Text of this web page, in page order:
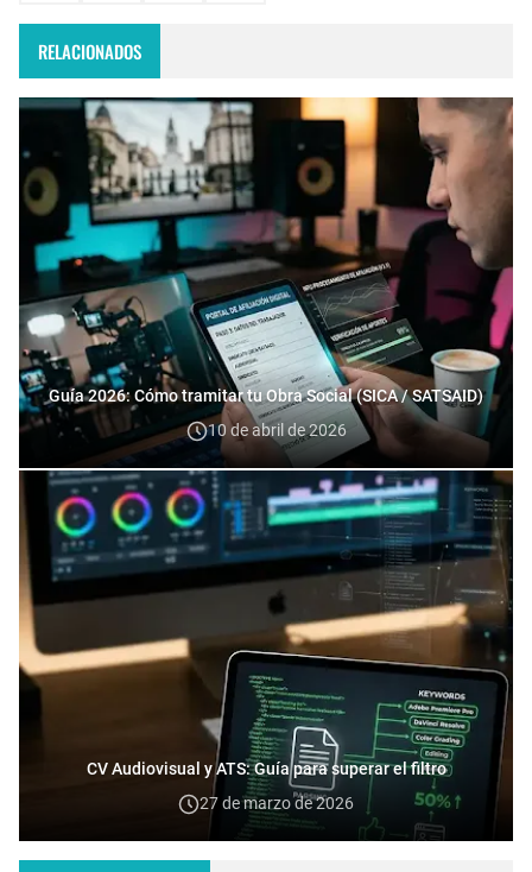
RELACIONADOS
Guía 2026: Cómo tramitar tu Obra Social (SICA / SATSAID)
10 de abril de 2026
CV Audiovisual y ATS: Guía para superar el filtro
27 de marzo de 2026